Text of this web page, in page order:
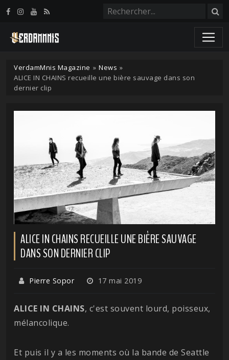
VerdamMnis Magazine » News »
ALICE IN CHAINS recueille une bière sauvage dans son
dernier clip
ALICE IN CHAINS RECUEILLE UNE BIÈRE SAUVAGE
DANS SON DERNIER CLIP
Pierre Sopor 17 mai 2019
ALICE IN CHAINS, c'est souvent lourd, poisseux,
mélancolique.
Et puis il y a les moments où la bande de Seattle
Panneau de gestion des cookies